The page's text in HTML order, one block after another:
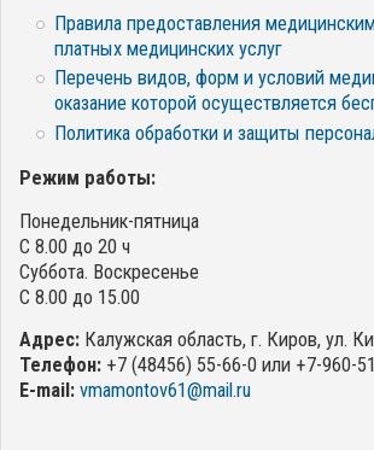
Правила предоставления
платных медицинских услуг
Перечень видов, форм и условий
оказание которой осуществляется
Политика обработки и защиты
Режим работы:
Понедельник-пятница
С 8.00 до 20 ч
Суббота. Воскресенье
С 8.00 до 15.00
Адрес: Калужская область, г. Киров, ул.
Телефон: +7 (48456) 55-66-0 или +7-960-
E-mail: vmamontov61@mail.ru